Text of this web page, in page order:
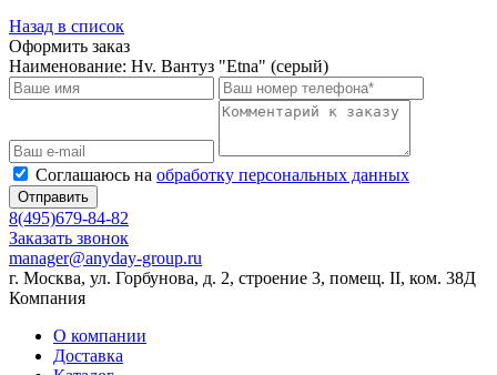
Назад в список
Оформить заказ
Наименование: Hv. Вантуз "Etna" (серый)
Соглашаюсь на обработку персональных данных
Отправить
8(495)679-84-82
Заказать звонок
manager@anyday-group.ru
г. Москва, ул. Горбунова, д. 2, строение 3, помещ. II, ком. 38Д
Компания
О компании
Доставка